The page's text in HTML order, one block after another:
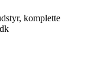
komplette